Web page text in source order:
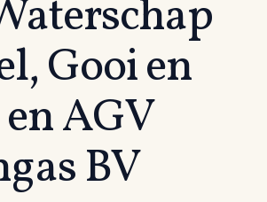
Gooi en
AGV
BV